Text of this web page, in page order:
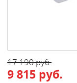
17 190 руб.
9 815 руб.